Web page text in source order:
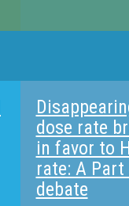
dose rate
in favor to
rate: A
debate